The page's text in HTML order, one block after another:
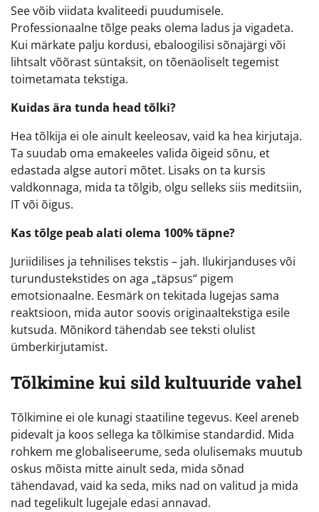
See võib viidata kvaliteedi puudumisele.
Professionaalne tõlge peaks olema ladus ja vigadeta.
Kui märkate palju kordusi, ebaloogilisi sõnajärgi või
lihtsalt võõrast süntaksit, on tõenäoliselt tegemist
toimetamata tekstiga.
Kuidas ära tunda head tõlki?
Hea tõlkija ei ole ainult keeleosav, vaid ka hea kirjutaja.
Ta suudab oma emakeeles valida õigeid sõnu, et
edastada algse autori mõtet. Lisaks on ta kursis
valdkonnaga, mida ta tõlgib, olgu selleks siis meditsiin,
IT või õigus.
Kas tõlge peab alati olema 100% täpne?
Juriidilises ja tehnilises tekstis – jah. Ilukirjanduses või
turundustekstides on aga „täpsus“ pigem
emotsionaalne. Eesmärk on tekitada lugejas sama
reaktsioon, mida autor soovis originaaltekstiga esile
kutsuda. Mõnikord tähendab see teksti olulist
ümberkirjutamist.
Tõlkimine kui sild kultuuride vahel
Tõlkimine ei ole kunagi staatiline tegevus. Keel areneb
pidevalt ja koos sellega ka tõlkimise standardid. Mida
rohkem me globaliseerume, seda olulisemaks muutub
oskus mõista mitte ainult seda, mida sõnad
tähendavad, vaid ka seda, miks nad on valitud ja mida
nad tegelikult lugejale edasi annavad.